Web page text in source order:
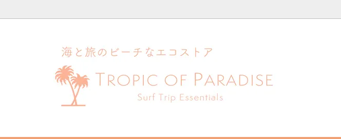
ビキニセット&ワンピース ビキニトップス（一部SALE）
【一般】水着お取り寄せ
クリアランスセール！最大70％オフ 新着商品
水着サイズ別 取扱店専用ページ
支払い・配送・返品・交換について ハニーガールが他の水着と違う10の理由